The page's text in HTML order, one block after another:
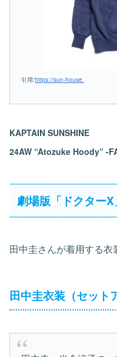
引用:https://sun-house.
KAPTAIN SUNSHINE
24AW “Atozuke Hoody” -
劇場版「ドクター
田中圭さんが着用する衣
田中圭衣装（セット